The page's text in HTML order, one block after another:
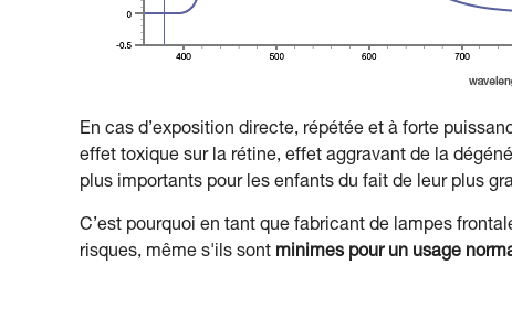
En cas d’exposition directe, répétée et à forte
effet toxique sur la rétine, effet aggravant de la
plus importants pour les enfants du fait de leur plus
C’est pourquoi en tant que fabricant de lampes
risques, même s'ils sont minimes pour un usage